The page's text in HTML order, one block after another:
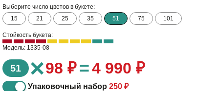
Выберите число цветов в букете:
15
21 25 35 51 75 101
Стойкость букета:
Модель: 1335-08
51 ×98 ₽=4 990 ₽
Упаковочный набор 250 ₽